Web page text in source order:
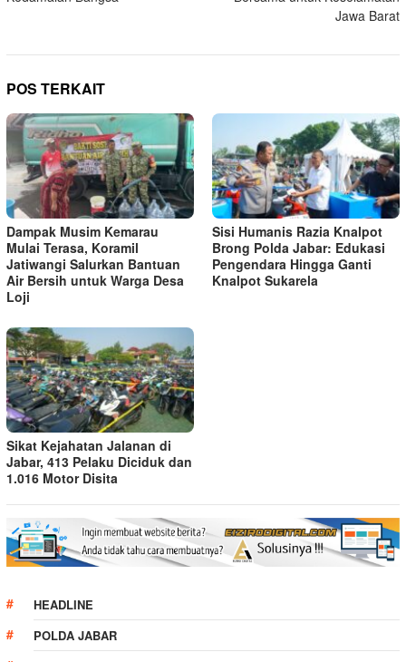
Jawa Barat
POS TERKAIT
Dampak Musim Kemarau
Mulai Terasa, Koramil
Jatiwangi Salurkan Bantuan
Air Bersih untuk Warga Desa
Loji
Sisi Humanis Razia Knalpot
Brong Polda Jabar: Edukasi
Pengendara Hingga Ganti
Knalpot Sukarela
Sikat Kejahatan Jalanan di
Jabar, 413 Pelaku Diciduk dan
1.016 Motor Disita
HEADLINE
POLDA JABAR